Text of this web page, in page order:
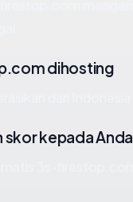
dihosting
skor kepada Anda